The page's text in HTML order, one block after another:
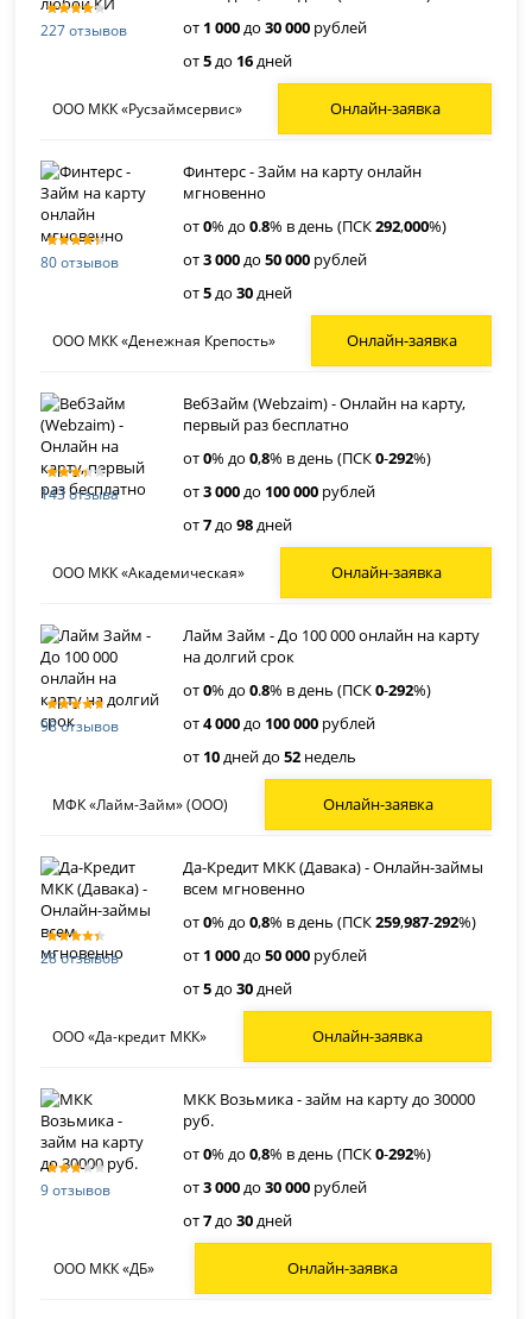
227 отзывов
от 1 000до30 000 рублей
от5до 16дней
ООО МКК «Русзаймсервис» Онлайн-заявка
80 отзывов
Финтерс - Займ на карту онлайн
мгновенно
от0% до0.8% в день (ПСК292,000%)
от3 000до50 000 рублей
от5до30дней
ООО МКК «Денежная Крепость» Онлайн-заявка
143 отзыва
ВебЗайм (Webzaim) - Онлайн на карту,
первый раз бесплатно
от0% до0,8% в день (ПСК0-292%)
от3 000до 100 000 рублей
от7до98дней
ООО МКК «Академическая» Онлайн-заявка
98 отзывов
Лайм Займ - До 100 000 онлайн на карту
на долгий срок
от0% до0.8% в день (ПСК0-292%)
от4 000до 100 000 рублей
от 10дней до52 недель
МФК «Лайм-Займ» (ООО) Онлайн-заявка
28 отзывов
Да-Кредит МКК (Давака) - Онлайн-займы
всем мгновенно
от0% до0,8% в день (ПСК259,987-292%)
от 1 000до50 000 рублей
от5до30дней
ООО «Да-кредит МКК» Онлайн-заявка
9 отзывов
МКК Возьмика - займ на карту до 30000
руб.
от0% до0,8% в день (ПСК0-292%)
от3 000до30 000 рублей
от7до30дней
ООО МКК «ДБ» Онлайн-заявка